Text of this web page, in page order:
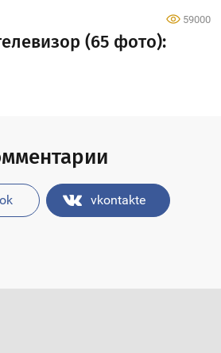
59000
(65 фото):
vkontakte